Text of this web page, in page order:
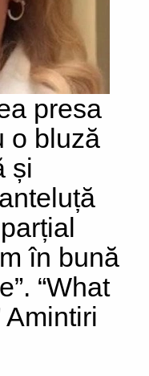
presa
o bluză
și
în bună
“What
Amintiri